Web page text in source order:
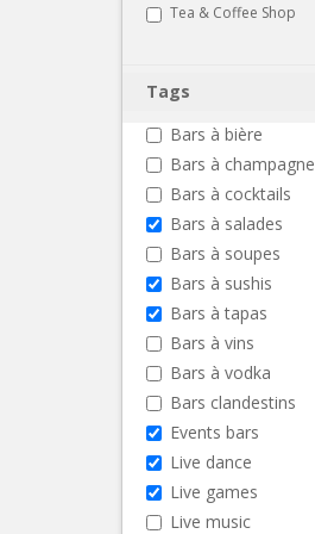
Tea & Coffee Shop
Tags
Bars à bière
Bars à champagne
Bars à cocktails
Bars à salades
Bars à soupes
Bars à sushis
Bars à tapas
Bars à vins
Bars à vodka
Bars clandestins
Events bars
Live dance
Live games
Live music